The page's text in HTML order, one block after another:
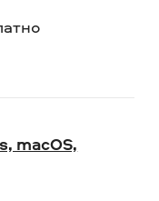
macOS,